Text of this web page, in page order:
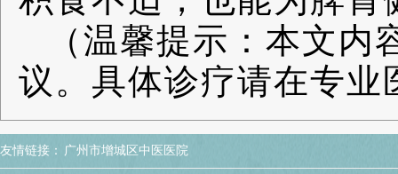
（温馨提示：本文
议。具体诊疗请在专业
友情链接： 广州市增城区中医医院